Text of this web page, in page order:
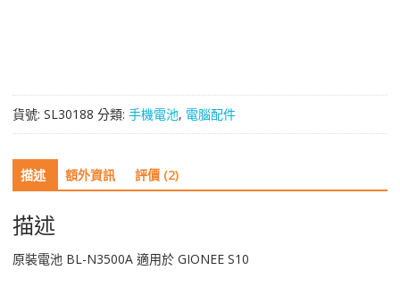
於
GIONEE
S10
數
量
貨號: SL30188 分類: 手機電池, 電腦配件
描述 額外資訊 評價 (2)
描述
原裝電池 BL-N3500A 適用於 GIONEE S10